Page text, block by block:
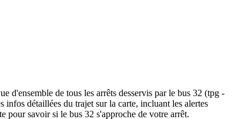
d'ensemble de tous les arrêts desservis par le bus 32 (tpg -
infos détaillées du trajet sur la carte, incluant les alertes
pour savoir si le bus 32 s'approche de votre arrêt.